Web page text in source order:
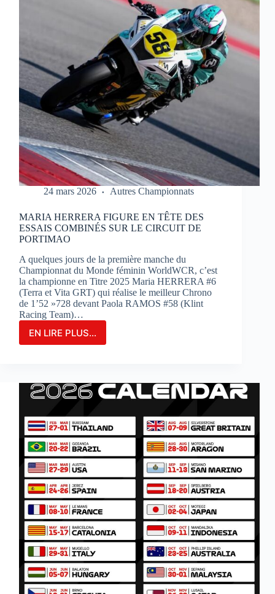
PORTIMAO
24 mars 2026 Autres Championnats
MARIA HERRERA FIGURE EN TÊTE DES
ESSAIS COMBINÉS SUR LE CIRCUIT DE
PORTIMAO
A quelques jours de la première manche du
Championnat du Monde féminin WorldWCR, c’est
la championne en Titre 2025 Maria HERRERA #6
(Terra et Vita GRT) qui réalise le meilleur Chrono
de 1’52 »728 devant Paola RAMOS #58 (Klint
Racing Team)…
EN LIRE PLUS...
MARIA
TÊTE
DES
COMBINÉS
SUR
LE
CIRCUIT
DE
PORTIMAO